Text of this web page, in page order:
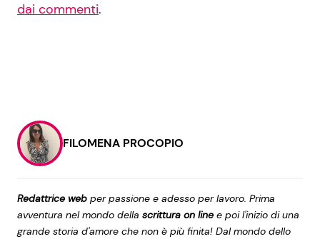
dai commenti.
FILOMENA PROCOPIO
Redattrice web per passione e adesso per lavoro. Prima
avventura nel mondo della scrittura on line e poi l'inizio di una
grande storia d'amore che non è più finita! Dal mondo dello